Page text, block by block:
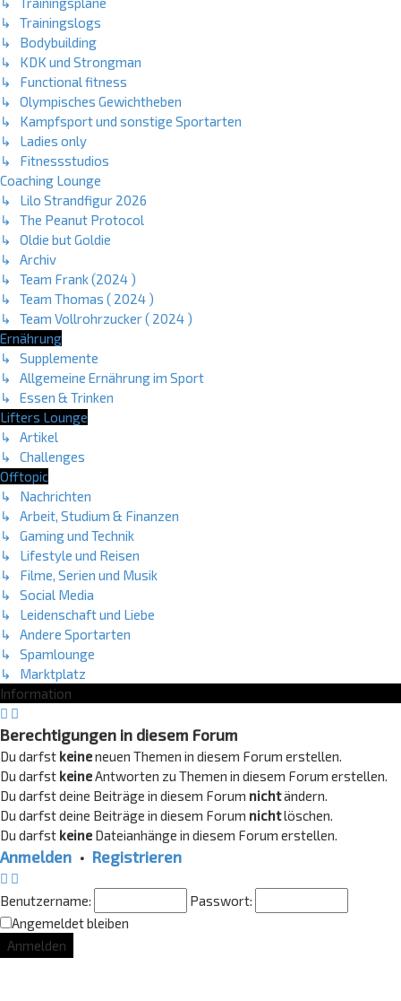
↳ Trainingslogs
↳ Bodybuilding
↳ KDK und Strongman
↳ Functional fitness
↳ Olympisches Gewichtheben
↳ Kampfsport und sonstige Sportarten
↳ Ladies only
↳ Fitnessstudios
Coaching Lounge
↳ Lilo Strandfigur 2026
↳ The Peanut Protocol
↳ Oldie but Goldie
↳ Archiv
↳ Team Frank (2024 )
↳ Team Thomas ( 2024 )
↳ Team Vollrohrzucker ( 2024 )
Ernährung
↳ Supplemente
↳ Allgemeine Ernährung im Sport
↳ Essen & Trinken
Lifters Lounge
↳ Artikel
↳ Challenges
Offtopic
↳ Nachrichten
↳ Arbeit, Studium & Finanzen
↳ Gaming und Technik
↳ Lifestyle und Reisen
↳ Filme, Serien und Musik
↳ Social Media
↳ Leidenschaft und Liebe
↳ Andere Sportarten
↳ Spamlounge
↳ Marktplatz
Information
Berechtigungen in diesem Forum
Du darfst keineneuen Themen in diesem Forum erstellen.
Du darfst keineAntworten zu Themen in diesem Forum erstellen.
Du darfst deine Beiträge in diesem Forum nichtändern.
Du darfst deine Beiträge in diesem Forum nichtlöschen.
Du darfst keine Dateianhänge in diesem Forum erstellen.
Anmelden • Registrieren
Benutzername:
Passwort:
Angemeldet bleiben